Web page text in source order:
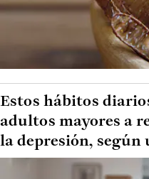
Estos hábitos
adultos mayores a
la depresión, según